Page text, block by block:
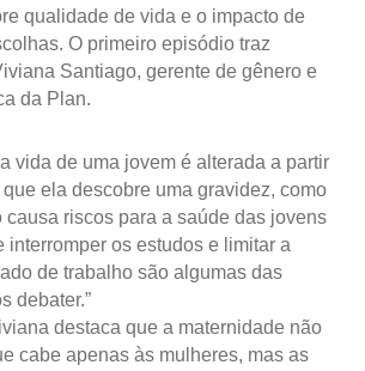
qualidade de vida e o impacto de
O primeiro episódio traz
Santiago, gerente de gênero e
da Plan.
vida de uma jovem é alterada a partir
ela descobre uma gravidez, como
causa riscos para a saúde das jovens
interromper os estudos e limitar a
de trabalho são algumas das
debater.”
destaca que a maternidade não
cabe apenas às mulheres, mas as